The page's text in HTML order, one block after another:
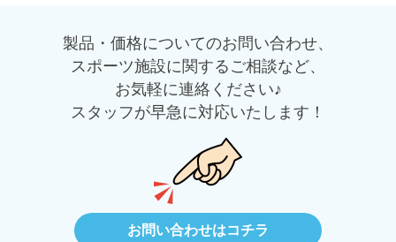
製品・価格についてのお問い合わせ、
スポーツ施設に関するご相談など、
お気軽に連絡ください♪
スタッフが早急に対応いたします！
お問い合わせはコチラ